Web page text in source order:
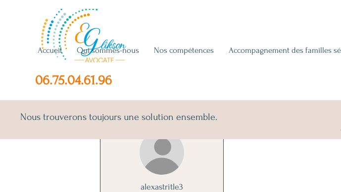
06.75.04.61.96
Accueil Qui sommes-nous Nos compétences Accompagnement des familles
Nous trouverons toujours une solution ensemble.
alexastritle3